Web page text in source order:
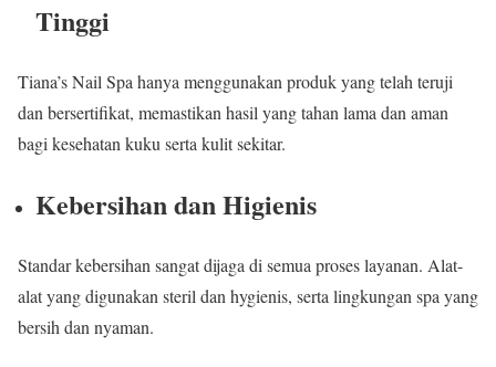
Tinggi
Tiana’s Nail Spa hanya menggunakan produk yang telah teruji
dan bersertifikat, memastikan hasil yang tahan lama dan aman
bagi kesehatan kuku serta kulit sekitar.
Kebersihan dan Higienis
Standar kebersihan sangat dijaga di semua proses layanan. Alat-
alat yang digunakan steril dan hygienis, serta lingkungan spa yang
bersih dan nyaman.